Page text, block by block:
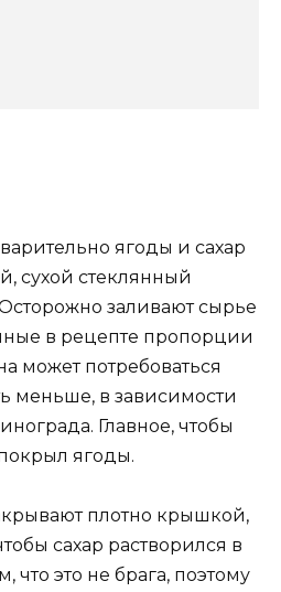
ягоды и сахар
сухой стеклянный
заливают сырье
в рецепте пропорции
может потребоваться
меньше, в зависимости
Главное, чтобы
ягоды.
плотно крышкой,
сахар растворился в
это не брага, поэтому